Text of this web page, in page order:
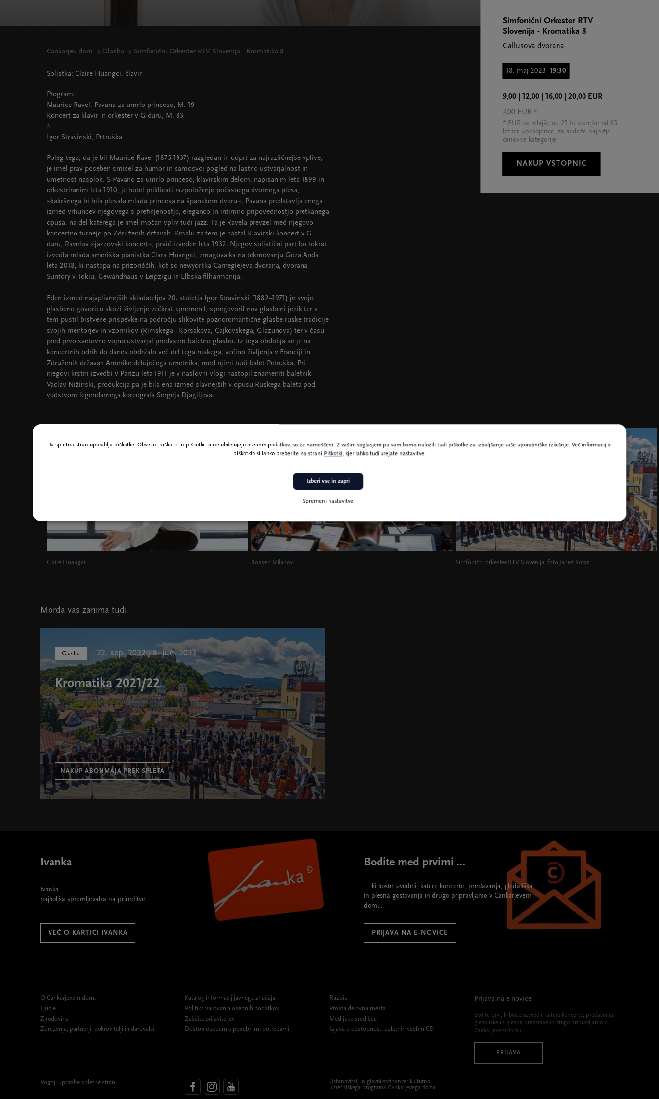
Cankarjev dom Glasba Simfonični Orkester RTV Slovenija - Kromatika 8
Solistka: Claire Huangci, klavir
Program:
Maurice Ravel, Pavana za umrlo princeso, M. 19
Koncert za klavir in orkester v G-duru, M. 83
*
Igor Stravinski, Petruška
Poleg tega, da je bil Maurice Ravel (1875-1937) razgledan in odprt za najrazličnejše vplive,
je imel prav poseben smisel za humor in samosvoj pogled na lastno ustvarjalnost in
umetnost nasploh. S Pavano za umrlo princeso, klavirskim delom, napisanim leta 1899 in
orkestriranim leta 1910, je hotel priklicati razpoloženje počasnega dvornega plesa,
»kakršnega bi bila plesala mlada princesa na španskem dvoru«. Pavana predstavlja enega
izmed vrhuncev njegovega s prefinjenostjo, eleganco in intimno pripovednostjo pretkanega
opusa, na del katerega je imel močan vpliv tudi jazz. Ta je Ravela prevzel med njegovo
koncertno turnejo po Združenih državah. Kmalu za tem je nastal Klavirski koncert v G-
duru, Ravelov »jazzovski koncert«, prvič izveden leta 1932. Njegov solistični part bo tokrat
izvedla mlada ameriška pianistka Clara Huangci, zmagovalka na tekmovanju Geza Anda
leta 2018, ki nastopa na prizoriščih, kot so newyorška Carnegiejeva dvorana, dvorana
Suntory v Tokiu, Gewandhaus v Leipzigu in Elbska filharmonija.
Eden izmed najvplivnejših skladateljev 20. stoletja Igor Stravinski (1882–1971) je svojo
glasbeno govorico skozi življenje večkrat spremenil, spregovoril nov glasbeni jezik ter s
tem pustil bistvene prispevke na področju slikovite poznoromantične glasbe ruske tradicije
svojih mentorjev in vzornikov (Rimskega - Korsakova, Čajkovskega, Glazunova) ter v času
pred prvo svetovno vojno ustvarjal predvsem baletno glasbo. Iz tega obdobja se je na
koncertnih odrih do danes obdržalo več del tega ruskega, večino življenja v Franciji in
Združenih državah Amerike delujočega umetnika, med njimi tudi balet Petruška. Pri
njegovi krstni izvedbi v Parizu leta 1911 je v naslovni vlogi nastopil znameniti baletnik
Vaclav Nižinski, produkcija pa je bila ena izmed slavnejših v opusu Ruskega baleta pod
vodstvom legendarnega koreografa Sergeja Djagiljeva.
Simfonični Orkester RTV
Slovenija - Kromatika 8
Gallusova dvorana
18. maj 2023 19:30
9,00 | 12,00 | 16,00 | 20,00 EUR
7,00 EUR *
* EUR za mlajše od 25 in starejše od 65
let ter upokojence, za sedeže najnižje
cenovne kategorije
NAKUP VSTOPNIC
Claire Huangci Rossen Milanov Simfonični orkester RTV Slovenija, foto Janez Kotar
Morda vas zanima tudi
Glasba 22. sep. 2022 - 8. jun. 2023
Kromatika 2021/22
NAKUP ABONMAJA PREK SPLETA
Ivanka
Ivanka
najboljša spremljevalka na prireditve.
VEČ O KARTICI IVANKA
Bodite med prvimi ...
... ki boste izvedeli, katere koncerte, predavanja, gledališka
in plesna gostovanja in drugo pripravljamo v Cankarjevem
domu.
PRIJAVA NA E-NOVICE
O Cankarjevem domu
Ljudje
Zgodovina
Združenja, partnerji, pokrovitelji in darovalci
Katalog informacij javnega značaja
Politika varovanja osebnih podatkov
Zaščita prijaviteljev
Dostop osebam s posebnimi potrebami
Razpisi
Prosta delovna mesta
Medijsko središče
Izjava o dostopnosti spletnih vsebin CD
Prijava na e-novice
Bodite prvi, ki boste izvedeli, katere koncerte, predavanja,
gledališke in plesne predstave in drugo pripravljamo v
Cankarjevem domu.
PRIJAVA
Pogoji uporabe spletne strani
Ustanovitelj in glavni sofinancer kulturno-
umetniškega programa Cankarjevega doma
Ta spletna stran uporablja piškotke. Obvezni piškotki in piškotki, ki ne obdelujejo osebnih podatkov, so že nameščeni. Z vašim soglasjem pa vam bomo naložili tudi piškotke za izboljšanje vaše uporabniške izkušnje. Več informacij o
piškotkih si lahko preberite na strani Piškotki, kjer lahko tudi urejate nastavitve.
Spremeni nastavitve
Izberi vse in zapri